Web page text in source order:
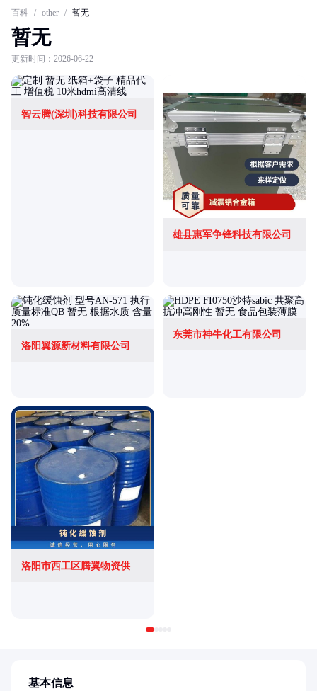
百科 / other / 暂无
暂无
更新时间：2026-06-22
智云腾(深圳)科技有限公司
雄县惠军争锋科技有限公司
洛阳翼源新材料有限公司
东莞市神牛化工有限公司
洛阳市西工区腾翼物资供应站
基本信息